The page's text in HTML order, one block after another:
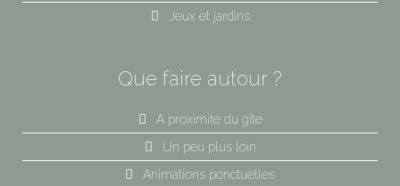
Jeux et jardins
Que faire autour ?
A proximité du gîte
Un peu plus loin
Animations ponctuelles